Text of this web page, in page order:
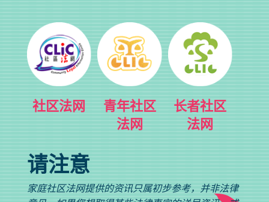
社区法网
青年社区
法网
长者社区
法网
请注意
家庭社区法网提供的资讯只属初步参考，并非法律